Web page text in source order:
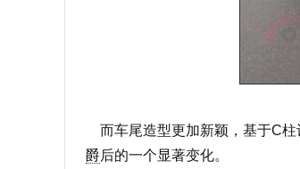
而车尾造型更加新颖，基于C柱
爵后的一个显著变化。